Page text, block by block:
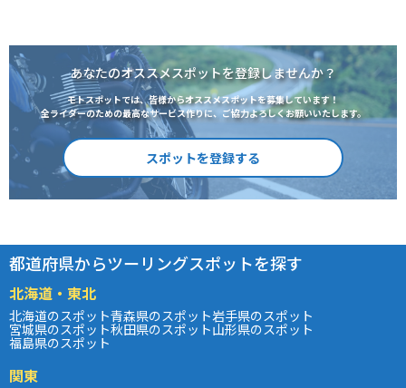
あなたのオススメスポットを登録しませんか？
モトスポットでは、皆様からオススメスポットを募集しています！
全ライダーのための最高なサービス作りに、ご協力よろしくお願いいたします。
スポットを登録する
都道府県からツーリングスポットを探す
北海道・東北
北海道のスポット青森県のスポット岩手県のスポット
宮城県のスポット秋田県のスポット山形県のスポット
福島県のスポット
関東